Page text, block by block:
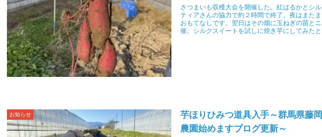
さつまいも収穫大会を開催した。紅はるかとシ
ティアさんの協力で約２時間で終了。夜はまた
おもてなしです。翌日はその畑に玉ねぎの苗と
催。シルクスイートを試しに焼き芋にしてみた
お知らせ
芋ほりひみつ道具入手～群馬県藤
農園始めますブログ更新～